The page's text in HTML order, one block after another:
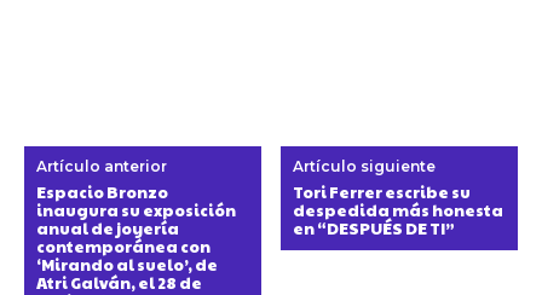
Artículo anterior
Espacio Bronzo
inaugura su exposición
anual de joyería
contemporánea con
‘Mirando al suelo’, de
Atri Galván, el 28 de
Artículo siguiente
Tori Ferrer escribe su
despedida más honesta
en “DESPUÉS DE TI”